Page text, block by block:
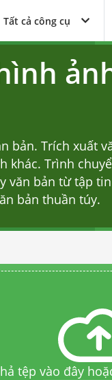
Tất cả công cụ
bản. Trích xuất
khác. Trình
văn bản từ tập
bản thuần túy.
tệp vào đây